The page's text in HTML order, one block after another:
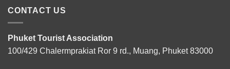
ใต้
โครงการ
Phuket
Roadshow
ภูเก็ต
จัด
CONTACT US
Phuket Tourist Association
100/429 Chalermprakiat Ror 9 rd., Muang, Phuket 83000